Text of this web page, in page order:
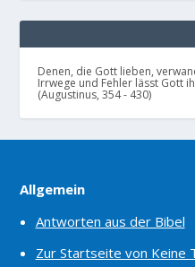
Denen, die Gott lieben,
Irrwege und Fehler lässt Gott
(Augustinus, 354 - 430)
Allgemein
Antworten aus der Bibel
Zur Startseite von Keine